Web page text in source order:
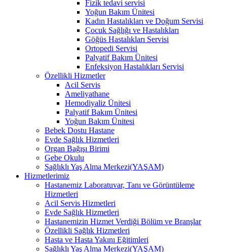
Fizik tedavi servisi
Yoğun Bakım Ünitesi
Kadın Hastalıkları ve Doğum Servisi
Çocuk Sağlığı ve Hastalıkları
Göğüs Hastalıkları Servisi
Ortopedi Servisi
Palyatif Bakım Ünitesi
Enfeksiyon Hastalıkları Servisi
Özellikli Hizmetler
Acil Servis
Ameliyathane
Hemodiyaliz Ünitesi
Palyatif Bakım Ünitesi
Yoğun Bakım Ünitesi
Bebek Dostu Hastane
Evde Sağlık Hizmetleri
Organ Bağışı Birimi
Gebe Okulu
Sağlıklı Yaş Alma Merkezi(YAŞAM)
Hizmetlerimiz
Hastanemiz Laboratuvar, Tanı ve Görüntüleme
Hizmetleri
Acil Servis Hizmetleri
Evde Sağlık Hizmetleri
Hastanemizin Hizmet Verdiği Bölüm ve Branşlar
Özellikli Sağlık Hizmetleri
Hasta ve Hasta Yakını Eğitimleri
Sağlıklı Yaş Alma Merkezi(YAŞAM)